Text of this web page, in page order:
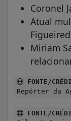
Coronel
Atual
Miriam
FONTE/
Repórter da
FONTE/